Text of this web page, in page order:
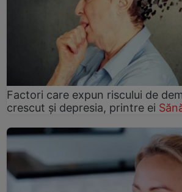
Factori care expun riscului de
crescut şi depresia, printre ei